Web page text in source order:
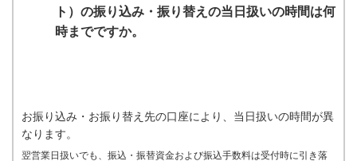
ト）の振り込み・振り替えの当日扱いの時間は何
時までですか。
お振り込み・お振り替え先の口座により、当日扱いの時間が異
なります。
翌営業日扱いでも、振込・振替資金および振込手数料は受付時に引き落